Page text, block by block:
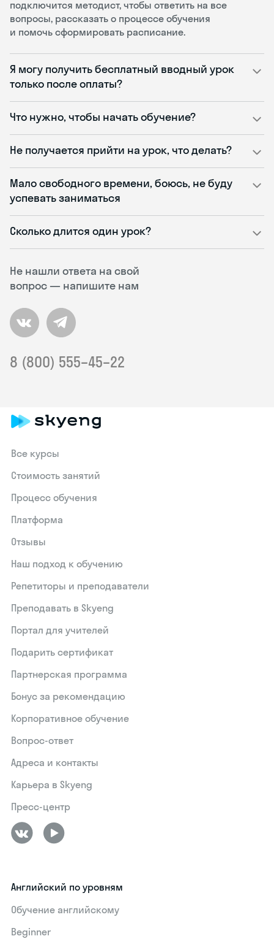
Не нашли ответа на свой
вопрос — напишите нам
8 (800) 555–45–22
подключится методист, чтобы ответить на все
вопросы, рассказать о процессе обучения
и помочь сформировать расписание.
Я могу получить бесплатный вводный урок
только после оплаты?
Что нужно, чтобы начать обучение?
Не получается прийти на урок, что делать?
Мало свободного времени, боюсь, не буду
успевать заниматься
Сколько длится один урок?
Все курсы
Стоимость занятий
Процесс обучения
Платформа
Отзывы
Наш подход к обучению
Репетиторы и преподаватели
Преподавать в Skyeng
Портал для учителей
Подарить сертификат
Партнерская программа
Бонус за рекомендацию
Корпоративное обучение
Вопрос-ответ
Адреса и контакты
Карьера в Skyeng
Пресс-центр
Английский по уровням
Обучение английскому
Beginner